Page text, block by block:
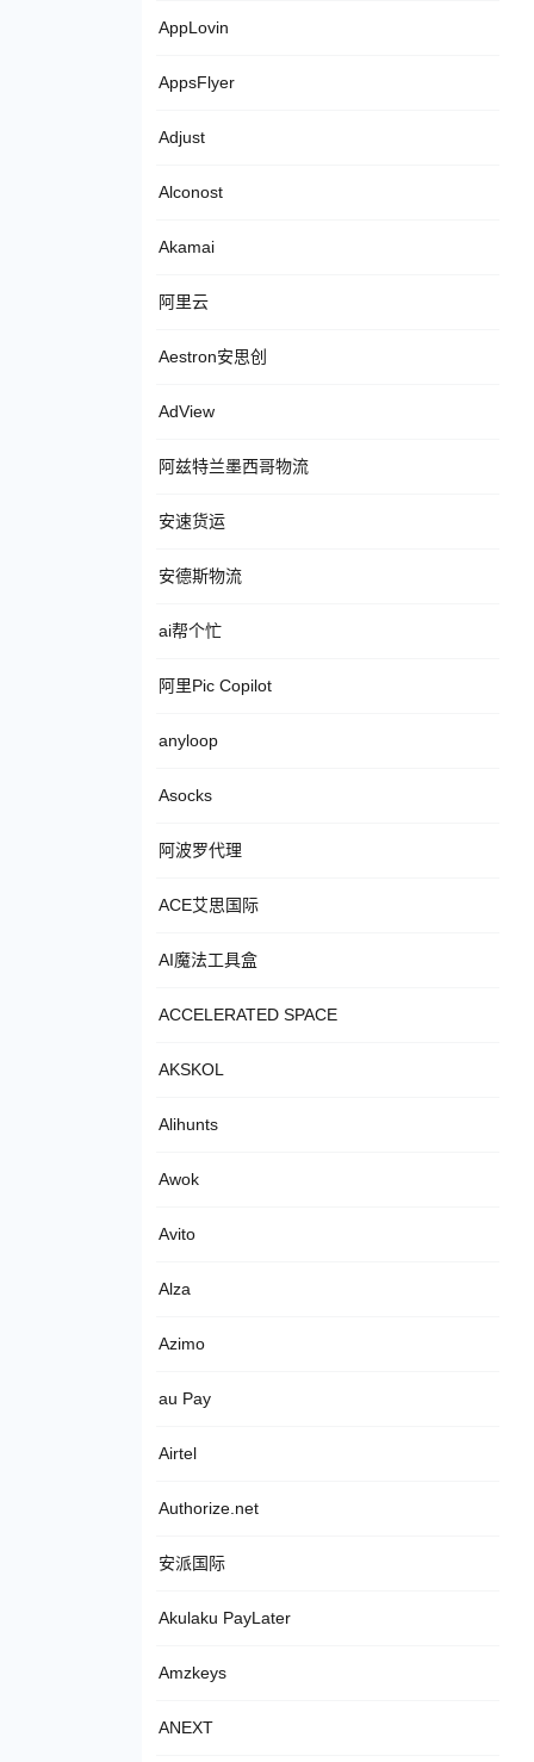
AppLovin
AppsFlyer
Adjust
Alconost
Akamai
阿里云
Aestron安思创
AdView
阿兹特兰墨西哥物流
安速货运
安德斯物流
ai帮个忙
阿里Pic Copilot
anyloop
Asocks
阿波罗代理
ACE艾思国际
AI魔法工具盒
ACCELERATED SPACE
AKSKOL
Alihunts
Awok
Avito
Alza
Azimo
au Pay
Airtel
Authorize.net
安派国际
Akulaku PayLater
Amzkeys
ANEXT